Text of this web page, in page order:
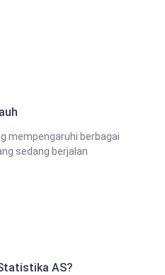
mempengaruhi berbagai
sedang berjalan
AS?